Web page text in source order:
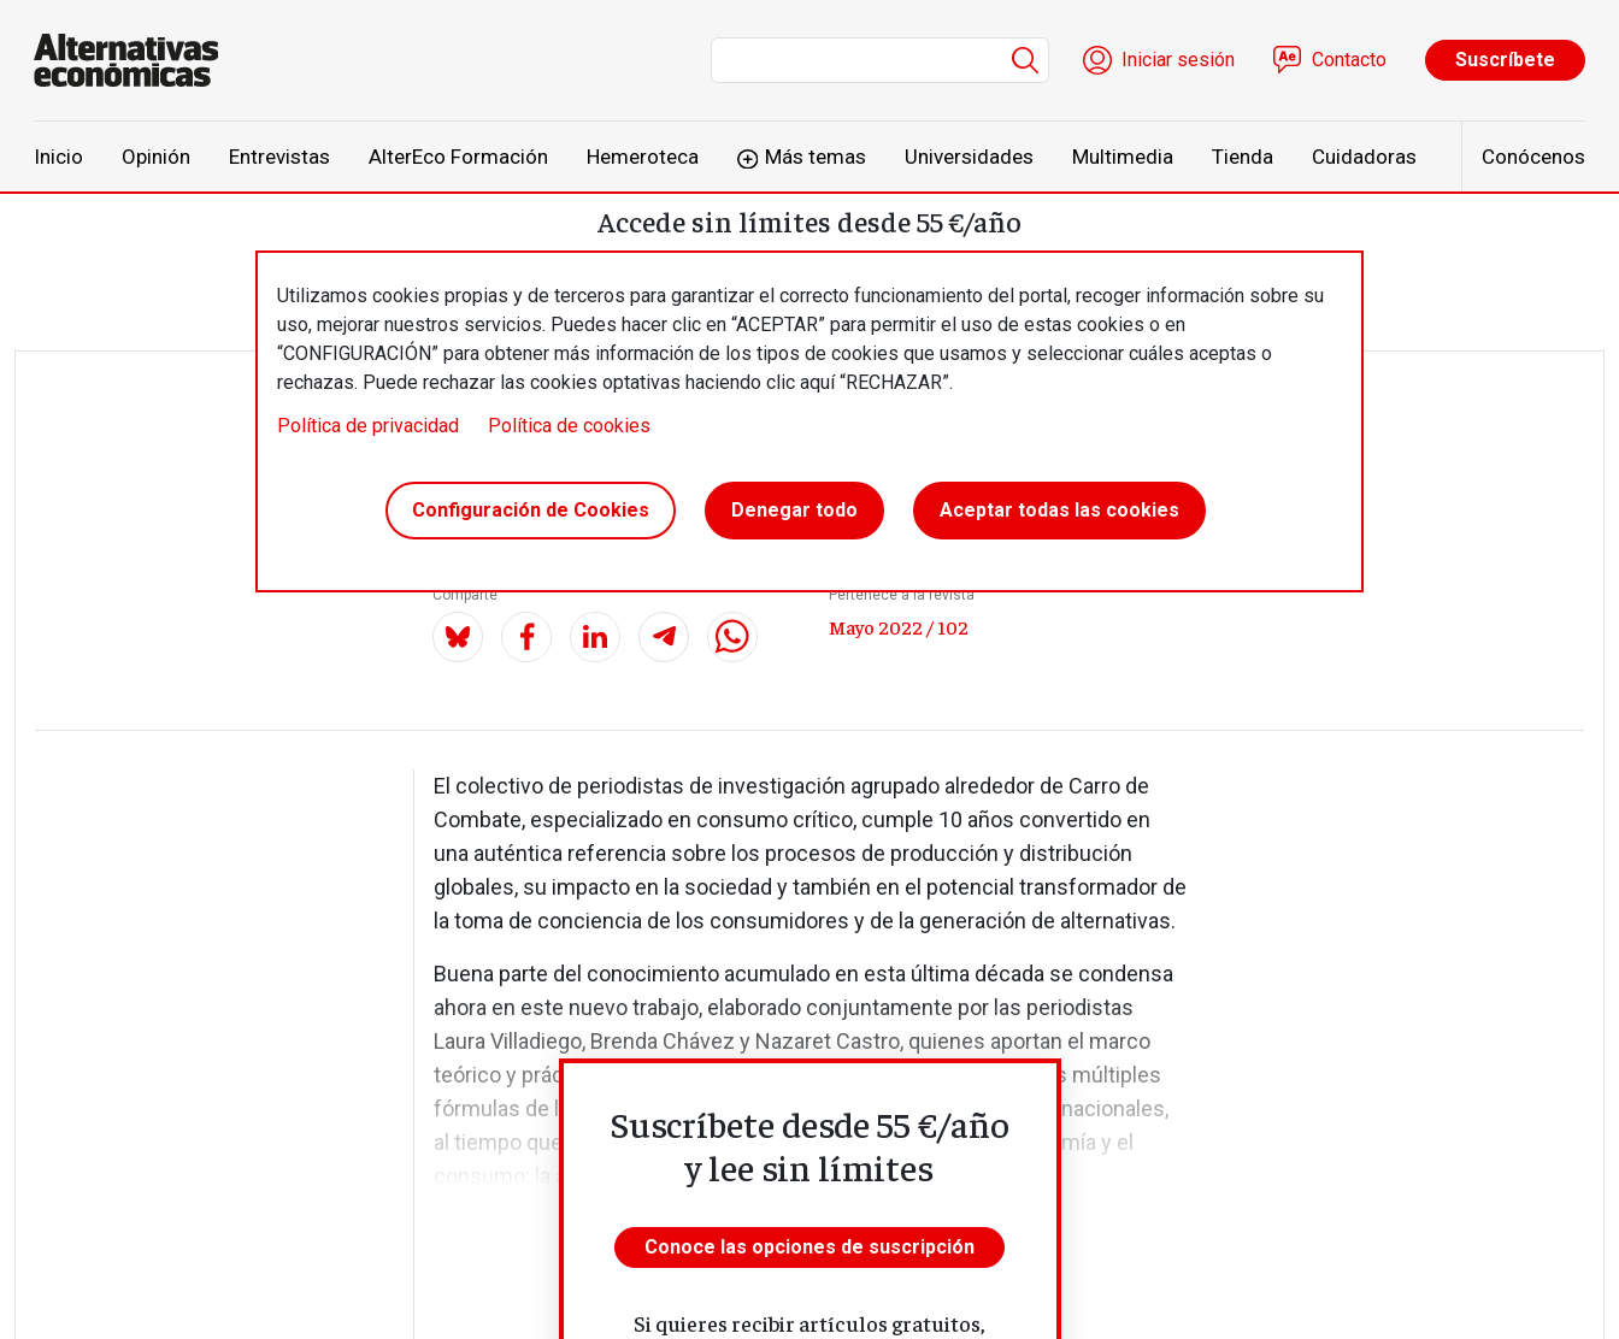
Menú de cuenta de usuario
Iniciar sesión Contacto Suscríbete
Inicio Opinión Entrevistas AlterEco Formación Hemeroteca Más temas Universidades Multimedia Tienda Cuidadoras Conócenos
Utilizamos cookies propias y de terceros para garantizar el correcto funcionamiento del portal, recoger información sobre su
uso, mejorar nuestros servicios. Puedes hacer clic en “ACEPTAR” para permitir el uso de estas cookies o en
“CONFIGURACIÓN” para obtener más información de los tipos de cookies que usamos y seleccionar cuáles aceptas o
rechazas. Puede rechazar las cookies optativas haciendo clic aquí “RECHAZAR”.
Política de privacidad
Política de cookies
Configuración de Cookies Denegar todo Aceptar todas las cookies
Accede sin límites desde 55 €/año
El poder del consumo crítico
PorPere Rusiñol
Comparte Pertenece a la revista
Mayo 2022 / 102
El colectivo de periodistas de investigación agrupado alrededor de Carro de
Combate, especializado en consumo crítico, cumple 10 años convertido en
una auténtica referencia sobre los procesos de producción y distribución
globales, su impacto en la sociedad y también en el potencial transformador de
la toma de conciencia de los consumidores y de la generación de alternativas.
Buena parte del conocimiento acumulado en esta última década se condensa
ahora en este nuevo trabajo, elaborado conjuntamente por las periodistas
Laura Villadiego, Brenda Chávez y Nazaret Castro, quienes aportan el marco
teórico y práctico de referencia, perfectamente contrapuesto a las múltiples
fórmulas de lavado de cara que tratan de consolidar muchas multinacionales,
al tiempo que ponen la lupa en cuatro sectores claves de la economía y el
consumo: la alimentación, la moda, la energía y el mundo digital.
Suscríbete desde 55 €/año
y lee sin límites
Conoce las opciones de suscripción
Si quieres recibir artículos gratuitos,